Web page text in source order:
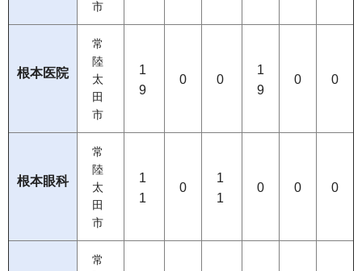
市
根本医院
常
陸
太
田
市
1
9
0 0
1
9
0 0
根本眼科
常
陸
太
田
市
1
1
0
1
1
0 0 0
常